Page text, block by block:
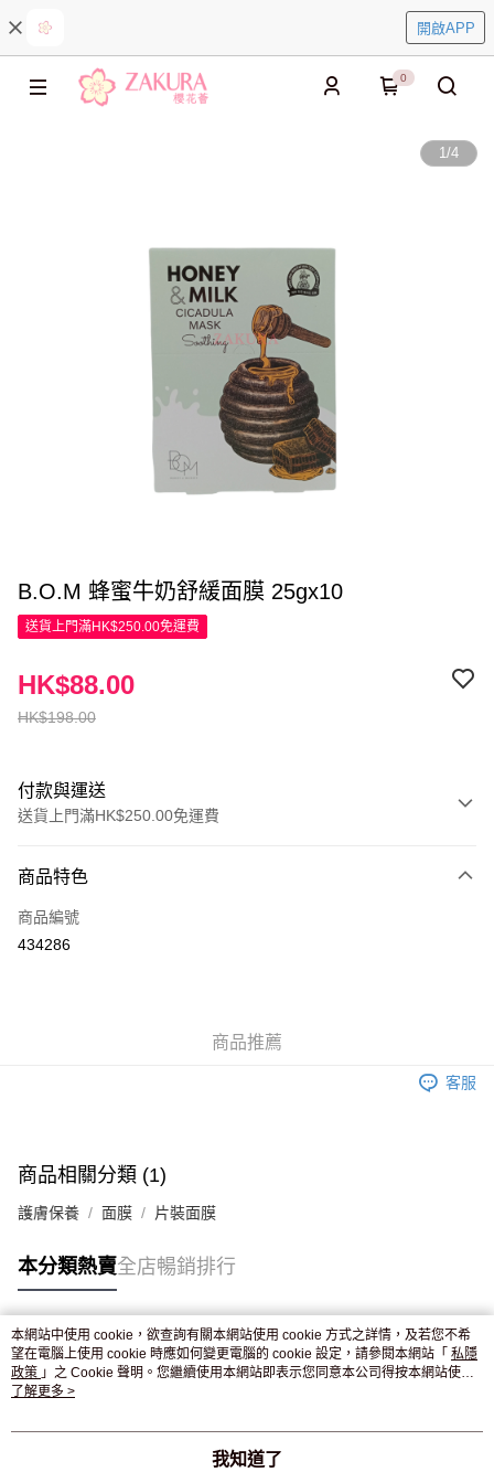
開啟APP
0
1/4
B.O.M 蜂蜜牛奶舒緩面膜 25gx10
送貨上門滿HK$250.00免運費
HK$198.00
HK$88.00
付款與運送
送貨上門滿HK$250.00免運費
信用卡
Apple Pay
付款後門市自取，訂單確認後2-4個工作天到店，7天內取。逾期後
商品特色
商品編號
434286
商品推薦
客服
商品相關分類 (1)
護膚保養 面膜 片裝面膜
本分類熱賣全店暢銷排行
熱門標籤
熱銷排行
本網站中使用 cookie，欲查詢有關本網站使用 cookie 方式之詳情，及若您不希
望在電腦上使用 cookie 時應如何變更電腦的 cookie 設定，請參閱本網站「 私隱
政策 」之 Cookie 聲明。您繼續使用本網站即表示您同意本公司得按本網站使用
條款之 Cookie 聲明使用 cookie。
了解更多 >
我知道了